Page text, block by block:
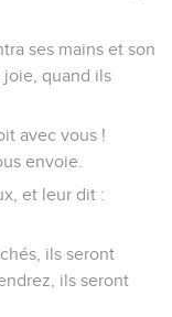
ses mains et son
joie, quand ils
avec vous !
envoie.
et leur dit :
ils seront
ils seront